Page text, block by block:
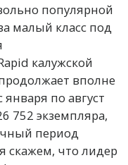
популярной
малый класс под
калужской
вполне
по август
752 экземпляра,
период
скажем, что лидер